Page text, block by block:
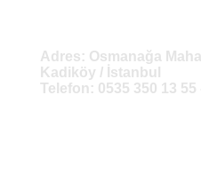
Adres: Osmanağa
Kadiköy / İstanbul
Telefon: 0535 350 13 55